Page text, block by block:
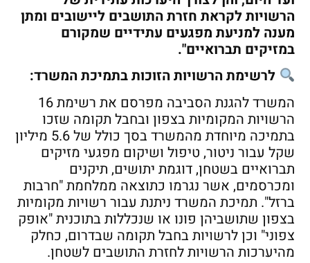
הרשויות לקראת חזרת התושבים ליישובים ומתן
מענה למניעת מפגעים עתידיים שמקורם
במזיקים תברואיים".
לרשימת הרשויות הזוכות בתמיכת המשרד:
המשרד להגנת הסביבה מפרסם את רשימת 16
הרשויות המקומיות בצפון ובחבל תקומה שזכו
בתמיכה מיוחדת מהמשרד בסך כולל של 5.6 מיליון
שקל עבור ניטור, טיפול ושיקום מפגעי מזיקים
תברואיים בשטחן, דוגמת יתושים, תיקנים
ומכרסמים, אשר נגרמו כתוצאה ממלחמת "חרבות
ברזל". תמיכת המשרד ניתנת עבור רשויות מקומיות
בצפון שתושביהן פונו או שנכללות בתוכנית "אופק
צפוני" וכן לרשויות בחבל תקומה שבדרום, כחלק
מהיערכות הרשויות לחזרת התושבים לשטחן.